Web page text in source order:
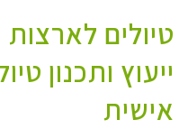
טיולים
ייעוץ ותכנון
אישית